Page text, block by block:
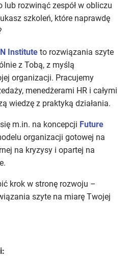
rozwinąć zespół w obliczu
szkoleń, które naprawdę
Institute to rozwiązania szyte
z Tobą, z myślą
organizacji. Pracujemy
menedżerami HR i całymi
wiedzę z praktyką działania.
m.in. na koncepcji Future
organizacji gotowej na
na kryzysy i opartej na
krok w stronę rozwoju –
szyte na miarę Twojej